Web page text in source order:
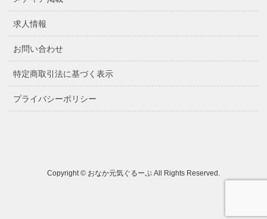
求人情報
お問い合わせ
特定商取引法に基づく表示
プライバシーポリシー
Copyright © おなか元気ぐるーぷ All Rights Reserved.